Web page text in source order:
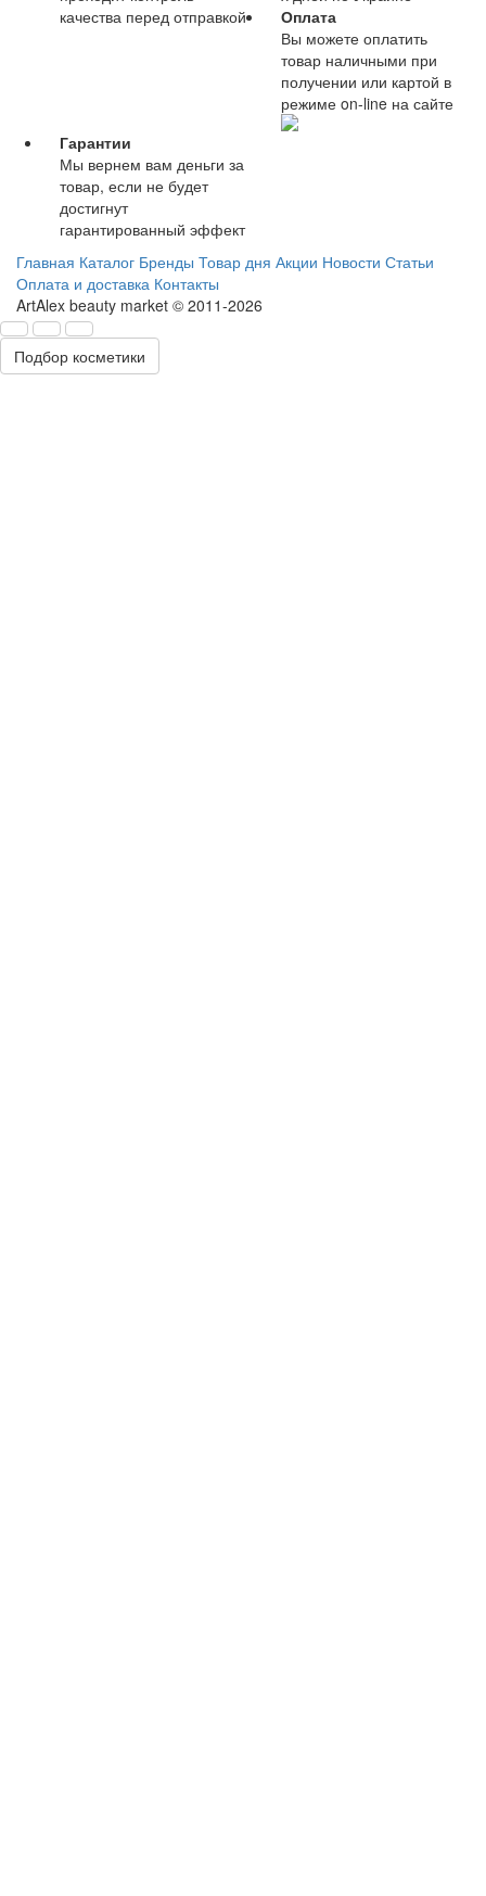
качества перед отправкой
Оплата
Вы можете оплатить
товар наличными при
получении или картой в
режиме on-line на сайте
Гарантии
Мы вернем вам деньги за
товар, если не будет
достигнут
гарантированный эффект
Главная Каталог Бренды Товар дня Акции Новости Статьи
Оплата и доставка Контакты
ArtAlex beauty market © 2011-2026
Подбор косметики